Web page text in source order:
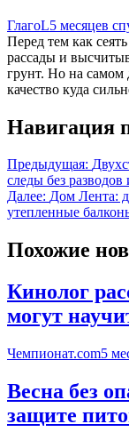
ГлагоL5 месяцев
Перед тем как
рассады и
грунт. Но на самом
качество куда
Навигация
Предыдущая:
следы без
Далее: Дом Лента:
утепленные
Похожие
Кинолог
могут
Чемпионат.com5
Весна без
защите